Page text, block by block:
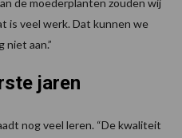
de moederplanten zouden wij
is veel werk. Dat kunnen we
niet aan.”
jaren
nog veel leren. “De kwaliteit